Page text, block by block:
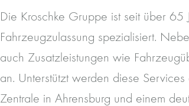
Die Kroschke Gruppe ist seit über 65
Fahrzeugzulassung spezialisiert.
auch Zusatzleistungen wie
an. Unterstützt werden diese
Zentrale in Ahrensburg und einem